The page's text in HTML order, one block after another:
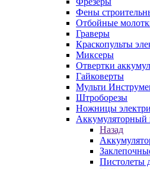
Фены
Отбойные
Граверы
Краскопульты
Миксеры
Отвертки
Гайковерты
Мульти
Штроборезы
Ножницы
Аккумуляторный
Назад
Пистолеты